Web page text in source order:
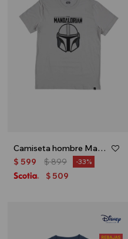
Camiseta hombre Mandalorian - Gris
$ 599 $899 33
$ 509